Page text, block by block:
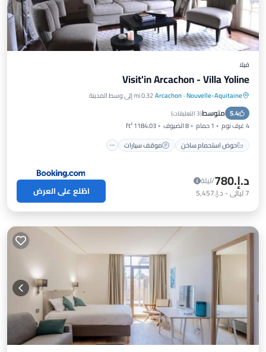
فيلا
Visit'in Arcachon - Villa Yoline
Nouvelle-Aquitaine
·
Arcachon0.32 mi إلى وسط المدينة
5.4 متوسط(3 التعليقات )
4 غرف نوم 1 حمام 8 الضيوف
1184.03 ft²
حوض استحمام ساخن
موقف سيارات
حوض استحمام ساخن
موقف سيارات
شرفة / تراس
د.إ.‏780
/ليلة
7ليالي- د.إ.‏5,457 اطّلع على العرض